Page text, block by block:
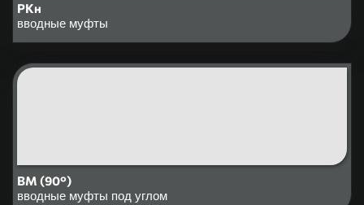
РКн
вводные муфты
ВМ (90°)
вводные муфты под углом